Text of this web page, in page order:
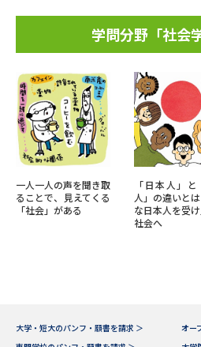
学問分野「社会
一人一人の声を聞き取
ることで、見えてくる
「社会」がある
「日本人」と
人」の違いと
な日本人を受
社会へ
大学・短大のパンフ・願書を請求 ＞
オー